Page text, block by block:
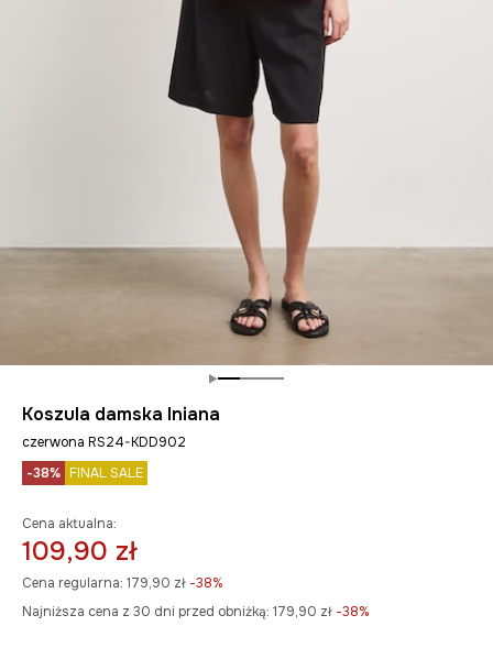
Koszula damska lniana
czerwona RS24-KDD902
-38% FINAL SALE
Cena aktualna:
109,90 zł
Cena regularna: 179,90 zł -38%
Najniższa cena z 30 dni przed obniżką: 179,90 zł -38%